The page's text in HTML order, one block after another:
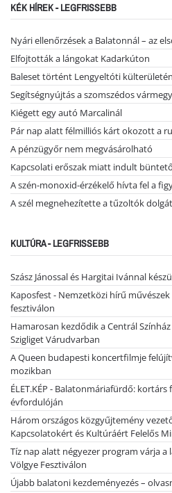
KÉK HÍREK - LEGFRISSEBB
Nyári ellenőrzések a Balatonnál – az
Elfojtották a lángokat Kadarkúton
Baleset történt Lengyeltóti külterületén
Segítségnyújtás a szomszédos
Kiégett egy autó Marcalinál
Pár nap alatt félmilliós kárt okozott a
A pénzügyőr nem megvásárolható
Kapcsolati erőszak miatt indult
A szén-monoxid-érzékelő hívta fel a
A szél megnehezítette a tűzoltók
KULTÚRA - LEGFRISSEBB
Szász Jánossal és Hargitai Ivánnal
Kaposfest - Nemzetközi hírű
fesztiválon
Hamarosan kezdődik a Centrál
Szigliget Várudvarban
A Queen budapesti koncertfilmje
mozikban
ÉLET.KÉP - Balatonmáriafürdő:
évfordulóján
Három országos közgyűjtemény
Kapcsolatokért és Kultúráért Felelős
Tíz nap alatt négyezer program várja
Völgye Fesztiválon
Újabb balatoni kezdeményezés –